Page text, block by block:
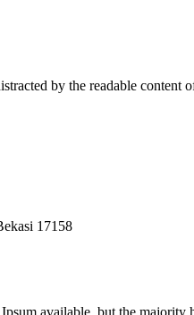
by the readable
17158
available, but the